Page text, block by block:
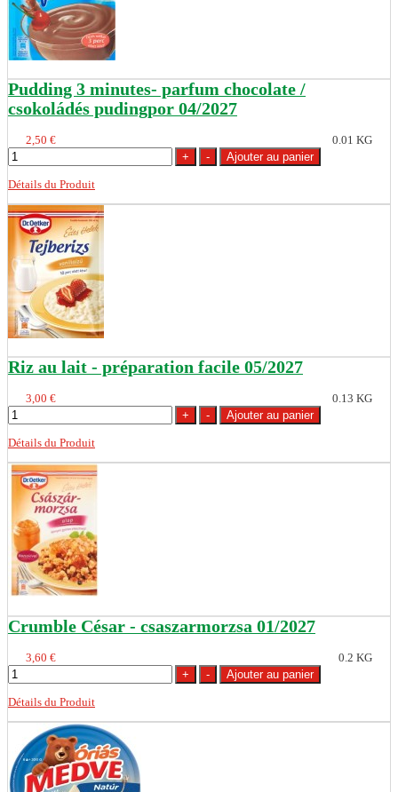
Pudding 3 minutes- parfum chocolate /
csokoládés pudingpor 04/2027
2,50 € 0.01 KG
Détails du Produit
Riz au lait - préparation facile 05/2027
3,00 € 0.13 KG
Détails du Produit
Crumble César - csaszarmorzsa 01/2027
3,60 € 0.2 KG
Détails du Produit